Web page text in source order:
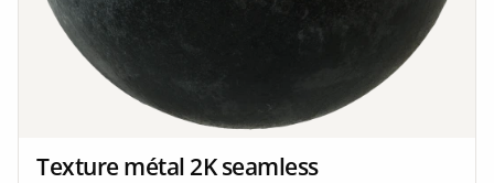
Texture métal 2K seamless